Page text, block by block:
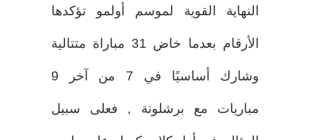
النهاية القوية لموسم أولمو تؤكدها
الأرقام بعدما خاض 31 مباراة متتالية
وشارك أساسيًا في 7 من آخر 9
مباريات مع برشلونة , فعلى سبيل